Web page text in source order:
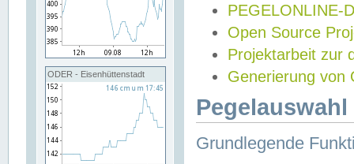
ODER - Eisenhüttenstadt
PEGELONLINE-
Open Source
Projektarbeit zur
Generierung von
Grundlegende